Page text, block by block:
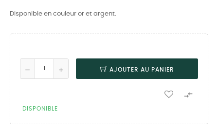
Disponible en couleur or et argent.
AJOUTER AU PANIER

DISPONIBLE